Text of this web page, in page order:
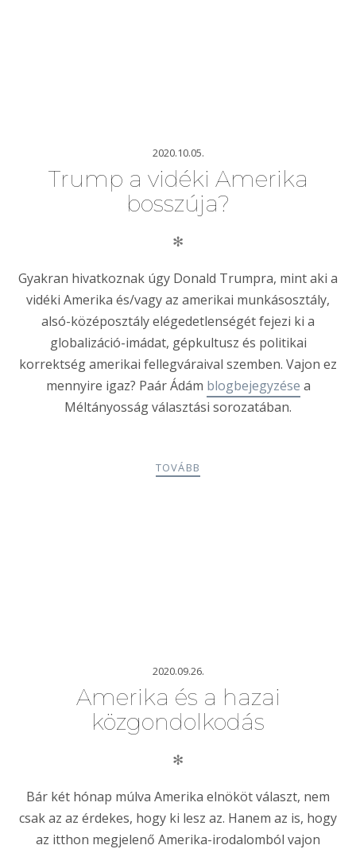
2020.10.05.
Trump a vidéki Amerika
bosszúja?
✻
Gyakran hivatkoznak úgy Donald Trumpra, mint aki a
vidéki Amerika és/vagy az amerikai munkásosztály,
alsó-középosztály elégedetlenségét fejezi ki a
globalizáció-imádat, gépkultusz és politikai
korrektség amerikai fellegváraival szemben. Vajon ez
mennyire igaz? Paár Ádám blogbejegyzése a
Méltányosság választási sorozatában.
TOVÁBB
2020.09.26.
Amerika és a hazai
közgondolkodás
✻
Bár két hónap múlva Amerika elnököt választ, nem
csak az az érdekes, hogy ki lesz az. Hanem az is, hogy
az itthon megjelenő Amerika-irodalomból vajon